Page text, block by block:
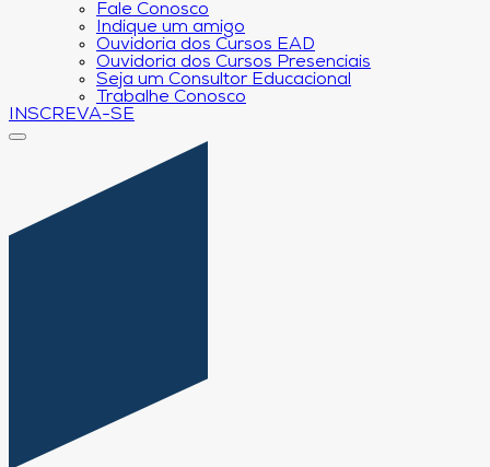
Fale Conosco
Indique um amigo
Ouvidoria dos Cursos EAD
Ouvidoria dos Cursos Presenciais
Seja um Consultor Educacional
Trabalhe Conosco
INSCREVA-SE